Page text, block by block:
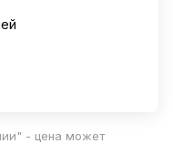
- цена может